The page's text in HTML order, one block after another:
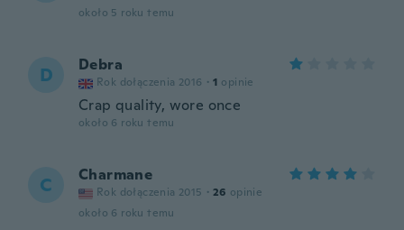
około 5 roku temu
D Debra
Rok dołączenia 2016 · 1 opinie
Crap quality, wore once
około 6 roku temu
C Charmane
Rok dołączenia 2015 · 26 opinie
około 6 roku temu